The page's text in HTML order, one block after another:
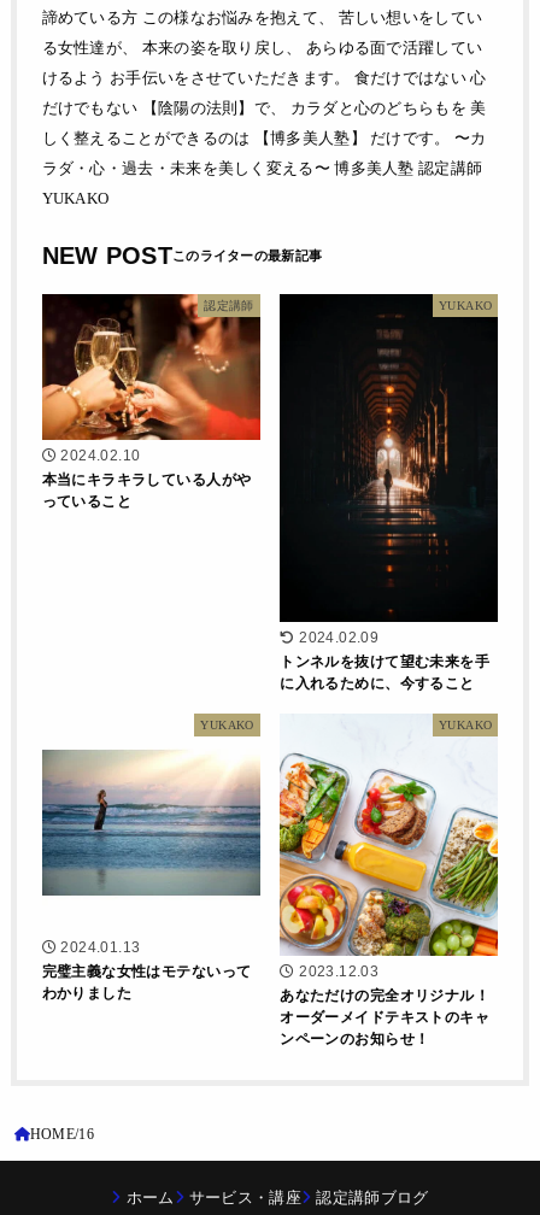
諦めている方 この様なお悩みを抱えて、 苦しい想いをしてい
る女性達が、 本来の姿を取り戻し、 あらゆる面で活躍してい
けるよう お手伝いをさせていただきます。 食だけではない 心
だけでもない 【陰陽の法則】で、 カラダと心のどちらもを 美
しく整えることができるのは 【博多美人塾】 だけです。 〜カ
ラダ・心・過去・未来を美しく変える〜 博多美人塾 認定講師
YUKAKO
NEW POST
認定講師
2024.02.10
本当にキラキラしている人がや
っていること
YUKAKO
2024.02.09
トンネルを抜けて望む未来を手
に入れるために、今すること
YUKAKO
2024.01.13
完璧主義な女性はモテないって
わかりました
YUKAKO
2023.12.03
あなただけの完全オリジナル！
オーダーメイドテキストのキャ
ンペーンのお知らせ！
HOME 16
ホーム サービス・講座 認定講師ブログ